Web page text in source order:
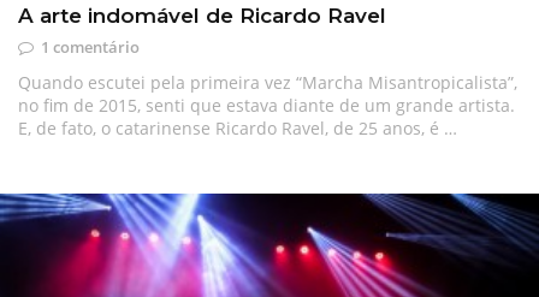
A arte indomável de Ricardo Ravel
1 comentário
Quando escutei pela primeira vez “Marcha Misantropicalista”,
no fim de 2015, senti que estava diante de um grande artista.
E, de fato, o catarinense Ricardo Ravel, de 25 anos, é …